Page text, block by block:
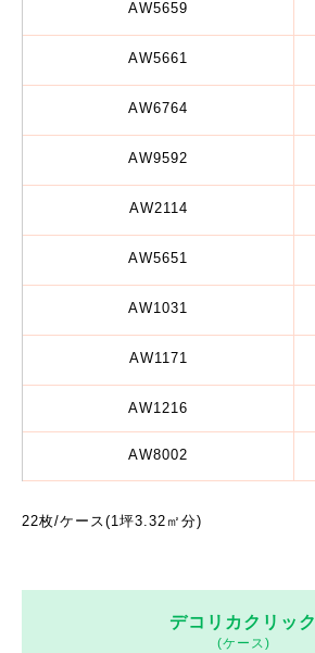
AW5659
AW5661
AW6764
AW9592
AW2114
AW5651
AW1031
AW1171
AW1216
AW8002
22枚/ケース(1坪3.32㎡分)
デコリカクリック
(ケース)